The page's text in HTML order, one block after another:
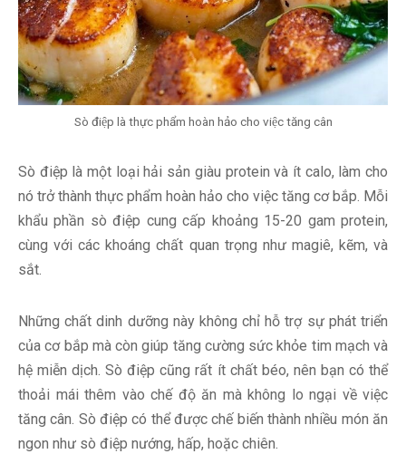
Sò điệp là thực phẩm hoàn hảo cho việc tăng cân
Sò điệp là một loại hải sản giàu protein và ít calo, làm cho
nó trở thành thực phẩm hoàn hảo cho việc tăng cơ bắp. Mỗi
khẩu phần sò điệp cung cấp khoảng 15-20 gam protein,
cùng với các khoáng chất quan trọng như magiê, kẽm, và
sắt.
Những chất dinh dưỡng này không chỉ hỗ trợ sự phát triển
của cơ bắp mà còn giúp tăng cường sức khỏe tim mạch và
hệ miễn dịch. Sò điệp cũng rất ít chất béo, nên bạn có thể
thoải mái thêm vào chế độ ăn mà không lo ngại về việc
tăng cân. Sò điệp có thể được chế biến thành nhiều món ăn
ngon như sò điệp nướng, hấp, hoặc chiên.